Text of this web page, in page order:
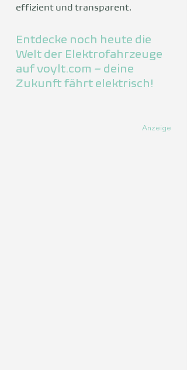
effizient und transparent.
Entdecke noch heute die
Welt der Elektrofahrzeuge
auf voylt.com – deine
Zukunft fährt elektrisch!
Anzeige